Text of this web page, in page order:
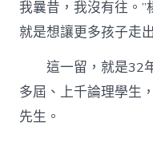
我曩昔，我沒有往。”
就是想讓更多孩子走
這一留，就是32
多屆、上千論理學生
先生。